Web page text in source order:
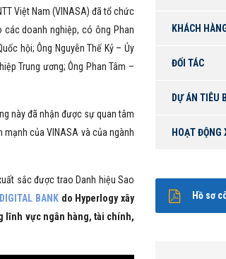
Việt Nam (VINASA) đã tổ chức
các doanh nghiệp, có ông Phan
hội; Ông Nguyễn Thế Kỷ – Ủy
Trung ương; Ông Phan Tâm –
này đã nhận được sự quan tâm
của VINASA và của ngành
sắc được trao Danh hiệu Sao
BANKdo Hyperlogy xây
lĩnh vực ngân hàng, tài chính,
KHÁCH
ĐỐI TÁC
DỰ ÁN TIÊU
HOẠT ĐỘNG
Hồ sơ